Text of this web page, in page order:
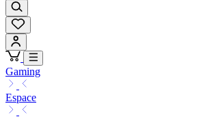
Gaming
Espace